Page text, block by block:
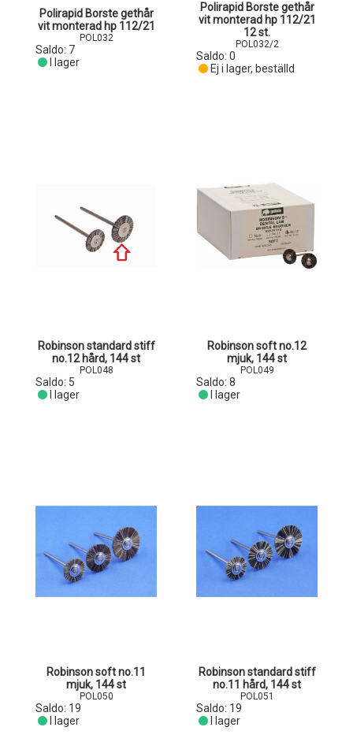
Polirapid Borste gethår
vit monterad hp 112/21
POL032
Saldo: 7
I lager
Polirapid Borste gethår
vit monterad hp 112/21
12 st.
POL032/2
Saldo: 0
Ej i lager, beställd
Robinson standard stiff
no.12 hård, 144 st
POL048
Saldo: 5
I lager
Robinson soft no.12
mjuk, 144 st
POL049
Saldo: 8
I lager
Robinson soft no.11
mjuk, 144 st
POL050
Saldo: 19
I lager
Robinson standard stiff
no.11 hård, 144 st
POL051
Saldo: 19
I lager